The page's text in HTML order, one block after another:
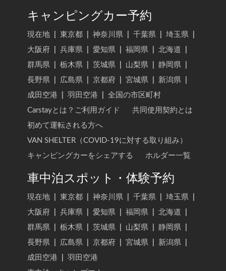
キャンピングカー予約
現在地 東京都 神奈川県 千葉県 埼玉県
大阪府
兵庫県 愛知県 福岡県 北海道
群馬県
栃木県 茨城県 山梨県 静岡県
長野県
広島県 京都府 宮城県 新潟県
成田空港
羽田空港
全国の市区町村
Carstayとは？ご利用ガイド
共同使用契約とは
初めて運転される方へ
VAN SHELTER（COVID-19に対する取り組み）
キャンピングカーをシェアする
ホルダー一覧
車中泊スポット・体験予約
現在地 東京都 神奈川県 千葉県 埼玉県
大阪府
兵庫県 愛知県 福岡県 北海道
群馬県
栃木県 茨城県 山梨県 静岡県
長野県
広島県 京都府 宮城県 新潟県
成田空港
羽田空港